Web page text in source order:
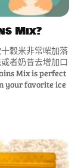
Mix?
穀米非常啱加落
者奶昔去增加口
Mix is perfect
your favorite ice